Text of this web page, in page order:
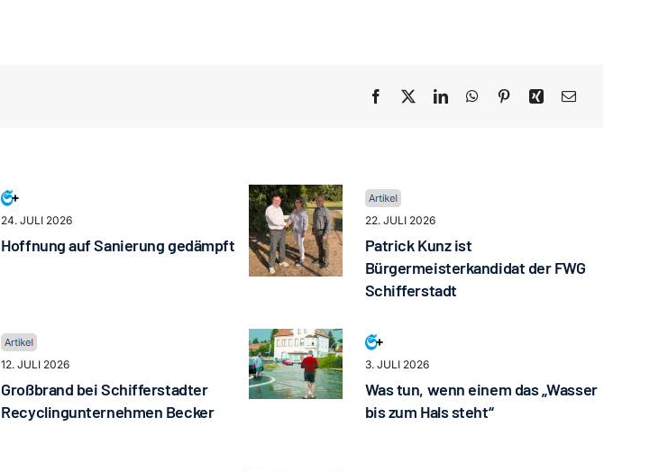
24. JULI 2026
Hoffnung auf Sanierung gedämpft
22. JULI 2026
Patrick Kunz ist
Bürgermeisterkandidat der FWG
Schifferstadt
12. JULI 2026
Großbrand bei Schifferstadter
Recyclingunternehmen Becker
3. JULI 2026
Was tun, wenn einem das „Wasser
bis zum Hals steht“